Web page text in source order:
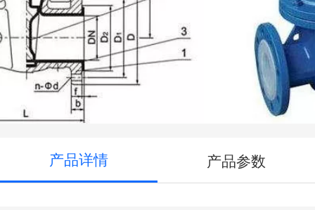
衬氟阀门 (9)
产品详情 产品参数